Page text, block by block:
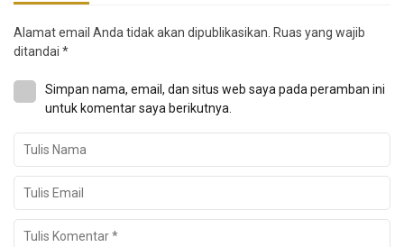
Alamat email Anda tidak akan dipublikasikan. Ruas yang wajib
ditandai *
Simpan nama, email, dan situs web saya pada peramban ini
untuk komentar saya berikutnya.